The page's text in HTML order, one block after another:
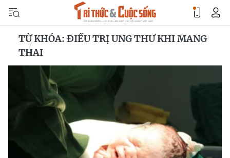
TỪ KHÓA: ĐIỀU TRỊ UNG THƯ KHI MANG
THAI